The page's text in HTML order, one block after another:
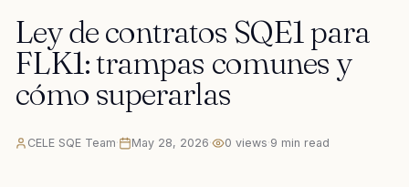
Ley de contratos SQE1 para
FLK1: trampas comunes y
cómo superarlas
CELE SQE Team· May 28, 2026· 0 views·9 min read